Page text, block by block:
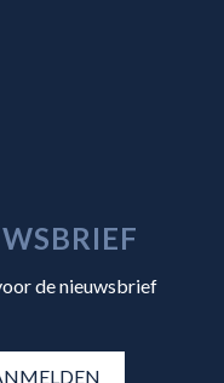
de nieuwsbrief